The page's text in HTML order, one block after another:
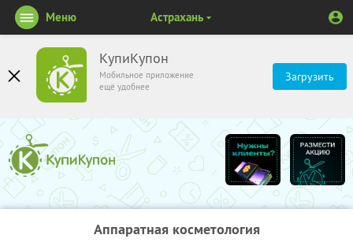
КупиКупон
Мобильное приложение
ещё удобнее
Загрузить
Меню Астрахань
Аппаратная косметология